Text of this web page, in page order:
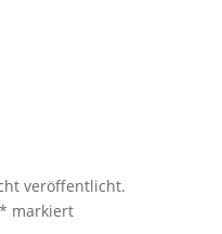
veröffentlicht.
* markiert